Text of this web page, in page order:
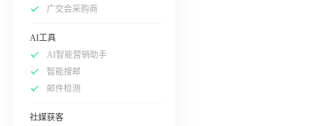
广交会采购商
AI工具
AI智能营销助手
智能搜邮
邮件检测
社媒获客